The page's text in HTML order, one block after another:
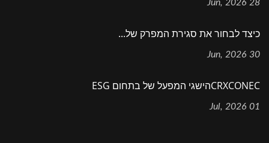
28 Jun, 2026
כיצד לבחור את סגירת המפרק של...
30 Jun, 2026
CRXCONECהישגי המפעל של בתחום ESG
01 Jul, 2026